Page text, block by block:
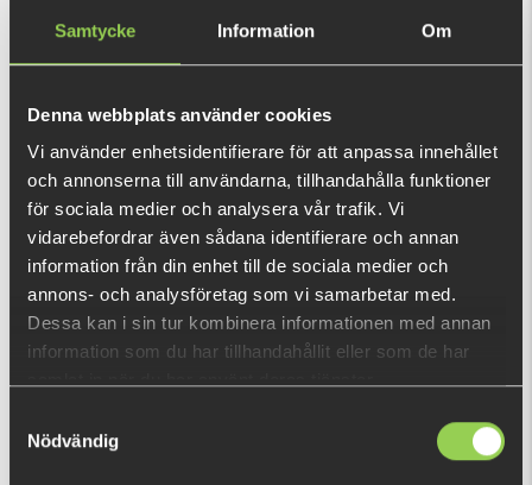
Samtycke Information Om
Denna webbplats använder cookies
Vi använder enhetsidentifierare för att anpassa innehållet
och annonserna till användarna, tillhandahålla funktioner
för sociala medier och analysera vår trafik. Vi
vidarebefordrar även sådana identifierare och annan
information från din enhet till de sociala medier och
annons- och analysföretag som vi samarbetar med.
Dessa kan i sin tur kombinera informationen med annan
information som du har tillhandahållit eller som de har
Nödvändig
Owner J Light Hook Offset
Black
€4.48
Owner Jig Rig Tungsten
€5.94
Owner STN-36BC Treble
TP650 - 26 Degree Bent